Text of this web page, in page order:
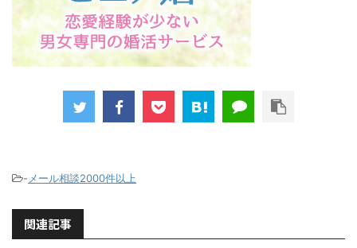
- メール相談2000件以上
関連記事